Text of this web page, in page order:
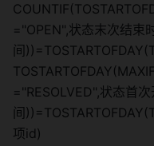
="OPEN",状态末次结束
间
="RESOLVED",状态首
间
项id)